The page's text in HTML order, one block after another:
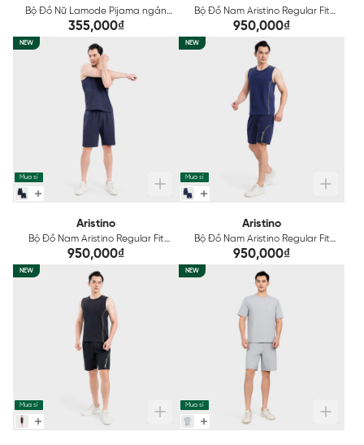
Bộ Đồ Nữ Lamode Pijama ngắn
tay lụa satin mềm mát
LST051MAH0
355,000₫
Bộ Đồ Nam Aristino Regular Fit
AST214SAH2
950,000₫
NEW
Mua sỉ
Aristino
Bộ Đồ Nam Aristino Regular Fit
AST212SAH2
950,000₫
NEW
Mua sỉ
Aristino
Bộ Đồ Nam Aristino Regular Fit
AST211SAH2
950,000₫
NEW
Mua sỉ
NEW
Mua sỉ